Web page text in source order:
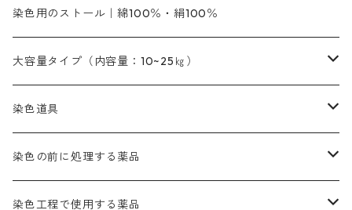
緑色系
茶色系
緑色系
茶色系
灰色系
黒色系
茶色｜20g入りのみ公開
灰色｜20g入りのみ公開
黒色
エロー ＭＧＲ｜明るい緑みの黄色
オレンヂMG｜黄みの橙色
オレンヂMGD（定番の色合い）
赤色系
レットMFB｜赤色（定番の色合い）
レットMG｜黄みの朱色
青色系
ネビーブルーMB（定番の色合い）
ブルーMB（定番の色合い）
紫色系
バイオレットMFB
緑色系
ダークグリンMG（定番の色合い）
茶色系
群青
黒色｜在庫処分特価
緑色｜在庫処分特価
茶色｜在庫処分特価
カッチ｜茶系
アルミ媒染剤
鉄媒染剤
ソーダ灰｜アルカリ性のPH調整剤
藍染
ぶどう糖
ハイドロサルファイトコンク
染色用途のハンカチ・バンダナ
45cm×45cm（ハンカチ）｜端の始末も綿糸｜タグなし
54cm×54cm（バンダナ）｜端の始末も綿糸｜タグなし
ビスマークブロンB｜赤茶色
塩基性エロ―｜液体タイプ
オリジナル染料｜スス竹色｜ミキセットファストブロンGR
インディゴピュア
アルカリ剤
ハイドロサルファイトコンク
酸性剤
45cm×45cm（ハンカチ）｜端の始末も綿糸｜タグなし
54cm×54cm（バンダナ）｜端の始末も綿糸｜タグなし
染色用のストール｜綿100％・絹100％
大容量タイプ（内容量：10~25㎏）
芒硝｜綿の染色時の吸収促進剤
ソーダ灰｜アルカリ性のPH調整剤
硫酸第一鉄｜鉄媒染剤
染色道具
刷毛
摺込み刷毛（スリコミハケ）ー夏毛（硬いタイプ）
ローケツ筆
染色の前に処理する薬品
精練剤｜汚れ落とし剤｜針状マルセル石鹸
染色工程で使用する薬品